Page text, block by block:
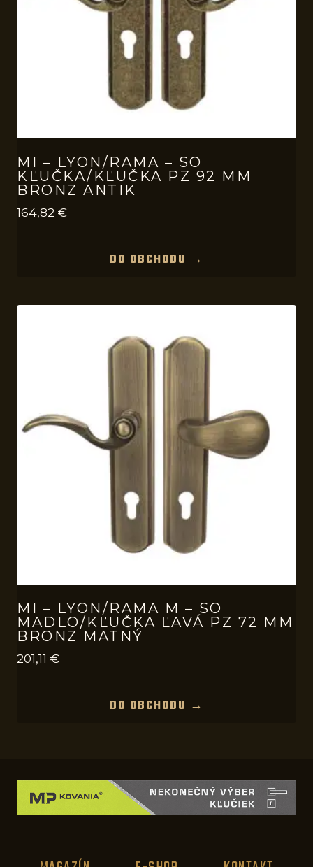
MI – LYON/RAMA – SO
KĽUČKA/KĽUČKA PZ 92 MM
BRONZ ANTIK
164,82 €
DO OBCHODU →
MI – LYON/RAMA M – SO
MADLO/KĽUČKA ĽAVÁ PZ 72 MM
BRONZ MATNÝ
201,11 €
DO OBCHODU →